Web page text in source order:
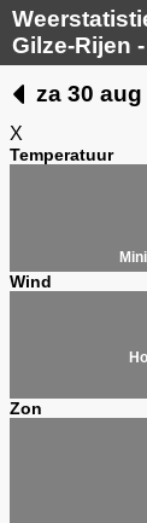
Gilze-Rijen
za 30 aug
X
Temperatuur
Wind
Zon